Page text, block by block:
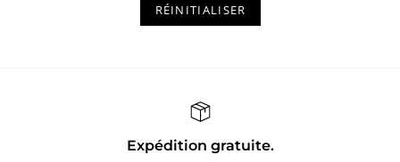
RÉINITIALISER
Expédition gratuite.